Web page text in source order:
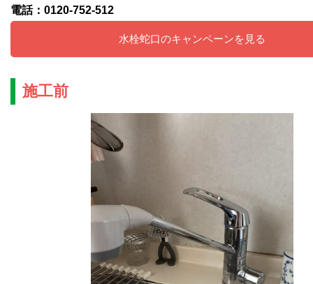
電話：0120-752-512
水栓蛇口のキャンペーンを見る
施工前